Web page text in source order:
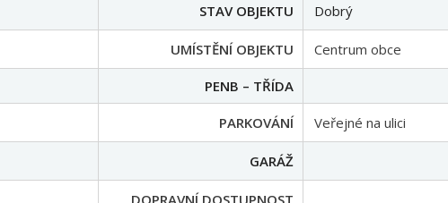
STAV OBJEKTU
UMÍSTĚNÍ OBJEKTU Centrum obce
PENB – TŘÍDA